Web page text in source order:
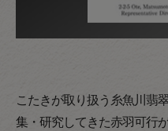
こたきが取り扱う糸魚川翡
集・研究してきた赤羽可行